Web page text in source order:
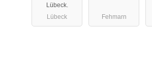
Lübeck.
Lübeck
Fehmarn